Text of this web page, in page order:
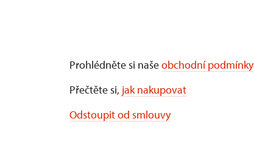
Prohlédněte si našeobchodní podmínky
Přečtěte si, jak nakupovat
Odstoupit od smlouvy